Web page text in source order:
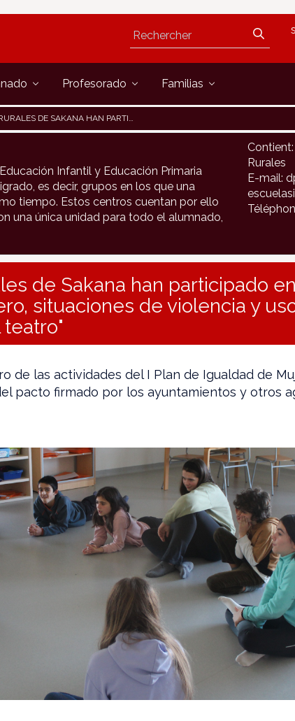
Profesorado Familias
EL TALLER "CUIDADO, GÉNERO, SITUACIONES DE VIOLENCIA Y USO DEL ESPACIO A TRAVÉS DEL TEATRO"
Infantil y Educación Primaria
es decir, grupos en los que una
tiempo. Estos centros cuentan por ello
una única unidad para todo el alumnado,
Rurales
E-mail:
de Sakana han participado
situaciones de violencia y
de las actividades del I Plan de Igualdad de
pacto firmado por los ayuntamientos y otros